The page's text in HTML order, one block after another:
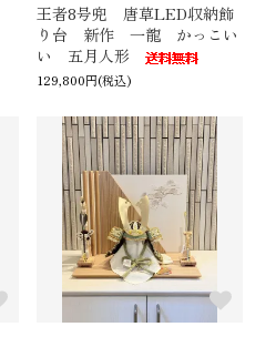
王者8号兜 唐草LED収納飾
り台 新作 一龍 かっこい
い 五月人形
129,800円(税込)